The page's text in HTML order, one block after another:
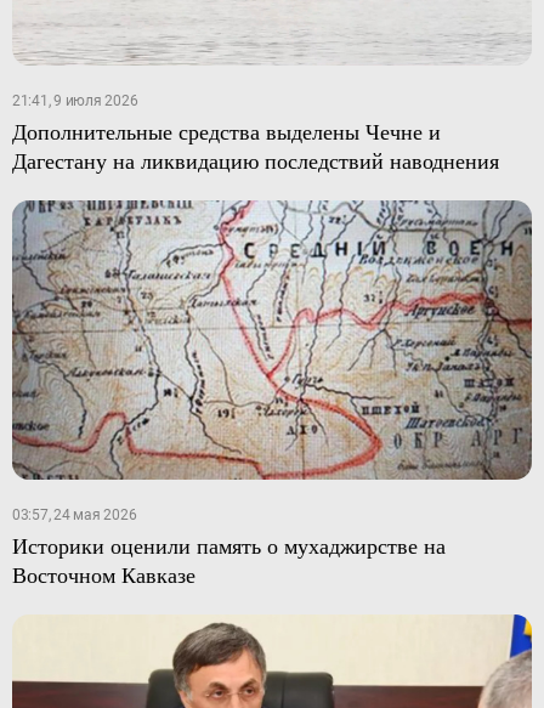
21:41, 9 июля 2026
Дополнительные средства выделены Чечне и
Дагестану на ликвидацию последствий наводнения
03:57, 24 мая 2026
Историки оценили память о мухаджирстве на
Восточном Кавказе